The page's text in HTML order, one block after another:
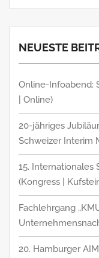
NEUESTE
Online-Infoabend:
| Online)
20-jähriges
Schweizer Interim
15. Internationales
(Kongress |
Fachlehrgang
20. Hamburger